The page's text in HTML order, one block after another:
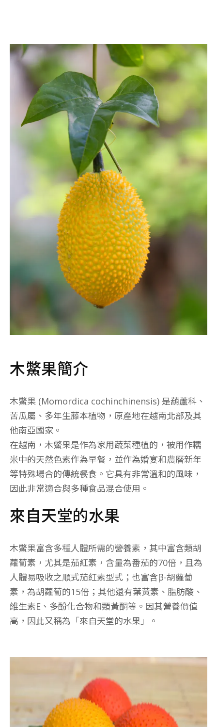
木鱉果簡介
木鱉果 (Momordica cochinchinensis) 是葫蘆科、
苦瓜屬、多年生藤本植物，原產地在越南北部及其
他南亞國家。
在越南，木鱉果是作為家用蔬菜種植的，被用作糯
米中的天然色素作為早餐，並作為婚宴和農曆新年
等特殊場合的傳統餐食。它具有非常溫和的風味，
因此非常適合與多種食品混合使用。
來自天堂的水果
木鱉果富含多種人體所需的營養素，其中富含類胡
蘿蔔素，尤其是茄紅素，含量為番茄的70倍，且為
人體易吸收之順式茄紅素型式；也富含β-胡蘿蔔
素，為胡蘿蔔的15倍；其他還有葉黃素、脂肪酸、
維生素E、多酚化合物和類黃酮等。因其營養價值
高，因此又稱為「來自天堂的水果」。